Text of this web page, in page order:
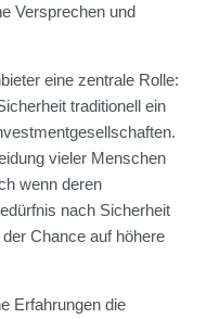
Versprechen und
eine zentrale Rolle:
traditionell ein
vieler Menschen
wenn deren
nach Sicherheit
Chance auf höhere
Erfahrungen die